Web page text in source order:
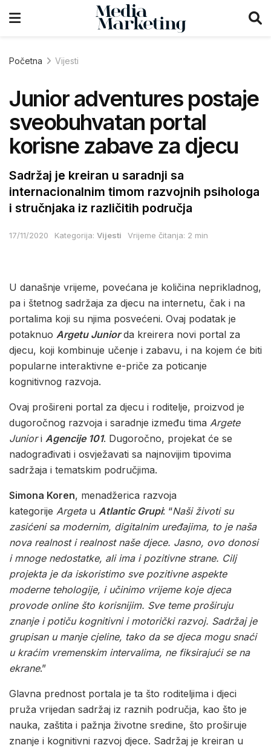
Početna Vijesti
Junior adventures postaje
sveobuhvatan portal
korisne zabave za djecu
Sadržaj je kreiran u saradnji sa
internacionalnim timom razvojnih psihologa
i stručnjaka iz različitih područja
17/11/2020 Kategorija: Vijesti Vrijeme čitanja: 2 min
U današnje vrijeme, povećana je količina neprikladnog,
pa i štetnog sadržaja za djecu na internetu, čak i na
portalima koji su njima posvećeni. Ovaj podatak je
potaknuo Argetu Juniorda kreirera novi portal za
djecu, koji kombinuje učenje i zabavu, i na kojem će biti
popularne interaktivne e-priče za poticanje
kognitivnog razvoja.
Ovaj prošireni portal za djecu i roditelje, proizvod je
dugoročnog razvoja i saradnje između tima Argete
Juniori Agencije 101. Dugoročno, projekat će se
nadograđivati i osvježavati sa najnovijim tipovima
sadržaja i tematskim područjima.
Simona Koren, menadžerica razvoja
kategorije Argetau Atlantic Grupi: “Naši životi su
zasićeni sa modernim, digitalnim uređajima, to je naša
nova realnost i realnost naše djece. Jasno, ovo donosi
i mnoge nedostatke, ali ima i pozitivne strane. Cilj
projekta je da iskoristimo sve pozitivne aspekte
moderne tehologije, i učinimo vrijeme koje djeca
provode online što korisnijim. Sve teme proširuju
znanje i potiču kognitivni i motorički razvoj. Sadržaj je
grupisan u manje cjeline, tako da se djeca mogu snaći
u kraćim vremenskim intervalima, ne fiksirajući se na
ekrane.”
Glavna prednost portala je ta što roditeljima i djeci
pruža vrijedan sadržaj iz raznih područja, kao što je
nauka, zaštita i pažnja životne sredine, što proširuje
znanje i kognitivni razvoj djece. Sadržaj je kreiran u